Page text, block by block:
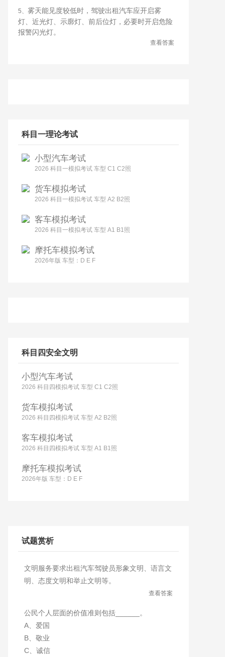
5、 雾天能见度较低时，驾驶出租汽车应开启雾
灯、近光灯、示廓灯、前后位灯，必要时开启危险
报警闪光灯。
查看答案
科目一理论考试
小型汽车考试
2026 科目一模拟考试 车型 C1 C2照
货车模拟考试
2026 科目一模拟考试 车型 A2 B2照
客车模拟考试
2026 科目一模拟考试 车型 A1 B1照
摩托车模拟考试
2026年版 车型：D E F
科目四安全文明
小型汽车考试
2026 科目四模拟考试 车型 C1 C2照
货车模拟考试
2026 科目四模拟考试 车型 A2 B2照
客车模拟考试
2026 科目四模拟考试 车型 A1 B1照
摩托车模拟考试
2026年版 车型：D E F
试题赏析
文明服务要求出租汽车驾驶员形象文明、语言文
明、态度文明和举止文明等。
查看答案
公民个人层面的价值准则包括______。
A、爱国
B、敬业
C、诚信